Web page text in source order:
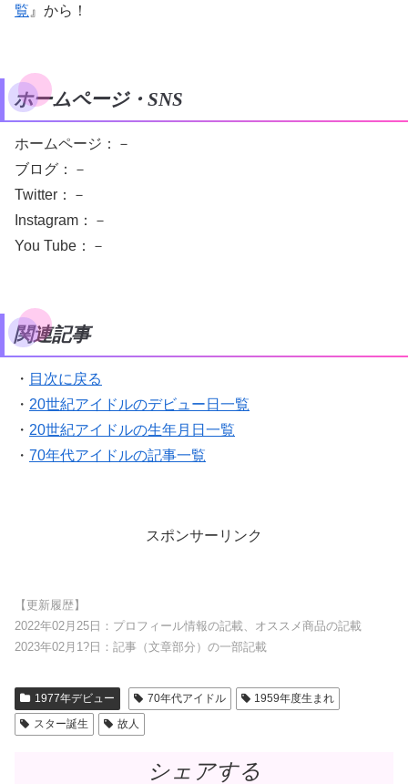
覧 』から！
ホームページ・SNS
ホームページ：－
ブログ：－
Twitter：－
Instagram：－
You Tube：－
関連記事
・ 目次に戻る
・ 20世紀アイドルのデビュー日一覧
・ 20世紀アイドルの生年月日一覧
・ 70年代アイドルの記事一覧
スポンサーリンク
【更新履歴】
2022年02月25日：プロフィール情報の記載、オススメ商品の記載
2023年02月1?日：記事（文章部分）の一部記載
1977年デビュー 70年代アイドル
1959年度生まれ
スター誕生
故人
シェアする